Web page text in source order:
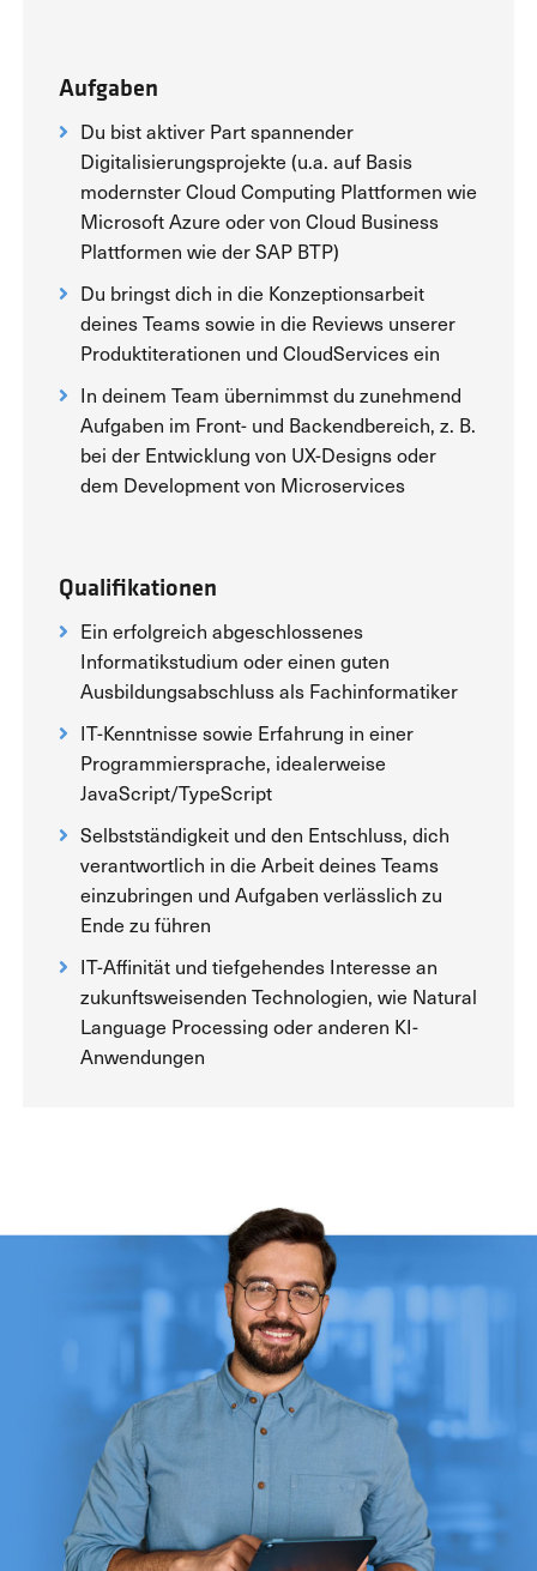
Aufgaben
Du bist aktiver Part spannender
Digitalisierungsprojekte (u.a. auf Basis
modernster Cloud Computing Plattformen wie
Microsoft Azure oder von Cloud Business
Plattformen wie der SAP BTP)
Du bringst dich in die Konzeptionsarbeit
deines Teams sowie in die Reviews unserer
Produktiterationen und CloudServices ein
In deinem Team übernimmst du zunehmend
Aufgaben im Front- und Backendbereich, z. B.
bei der Entwicklung von UX-Designs oder
dem Development von Microservices
Qualifikationen
Ein erfolgreich abgeschlossenes
Informatikstudium oder einen guten
Ausbildungsabschluss als Fachinformatiker
IT-Kenntnisse sowie Erfahrung in einer
Programmiersprache, idealerweise
JavaScript/TypeScript
Selbstständigkeit und den Entschluss, dich
verantwortlich in die Arbeit deines Teams
einzubringen und Aufgaben verlässlich zu
Ende zu führen
IT-Affinität und tiefgehendes Interesse an
zukunftsweisenden Technologien, wie Natural
Language Processing oder anderen KI-
Anwendungen